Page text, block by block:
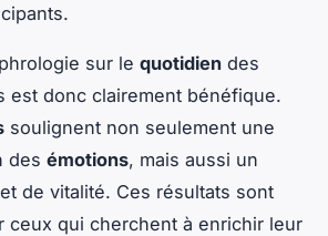
sur le quotidien des
est donc clairement bénéfique.
soulignent non seulement une
des émotions, mais aussi un
de vitalité. Ces résultats sont
ceux qui cherchent à enrichir leur